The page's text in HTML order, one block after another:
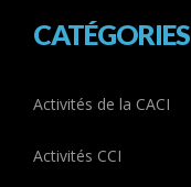
CATÉGORIES
Activités de la CACI
Activités CCI